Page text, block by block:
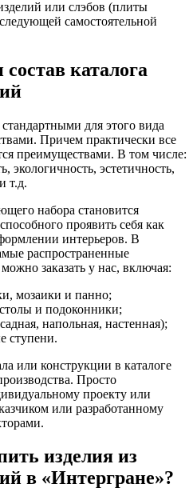
или слэбов (плиты
самостоятельной
каталога
для этого вида
Причем практически все
преимуществами. В том числе:
экологичность, эстетичность,
т.д.
набора становится
проявить себя как
интерьеров. В
распространенные
заказать у нас, включая:
мозаики и панно;
и подоконники;
напольная, настенная);
ступени.
или конструкции в каталоге
Просто
проекту или
или разработанному
изделия из
в «Интергране»?